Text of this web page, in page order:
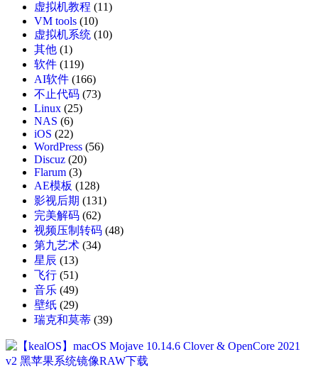
虚拟机教程 (11)
VM tools (10)
虚拟机系统 (10)
其他 (1)
软件 (119)
AI软件 (166)
不止代码 (73)
Linux (25)
NAS (6)
iOS (22)
WordPress (56)
Discuz (20)
Flarum (3)
AE模板 (128)
影视后期 (131)
完美解码 (62)
视频压制转码 (48)
第九艺术 (34)
星辰 (13)
飞行 (51)
音乐 (49)
壁纸 (29)
瑞克和莫蒂 (39)